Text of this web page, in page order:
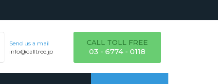
Send us a mail
info@calltree.jp
CALL TOLL FREE
03 - 6774 - 0118